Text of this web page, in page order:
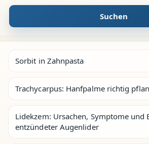
Suchen
Sorbit in Zahnpasta
Trachycarpus: Hanfpalme richtig
Lidekzem: Ursachen, Symptome und
entzündeter Augenlider